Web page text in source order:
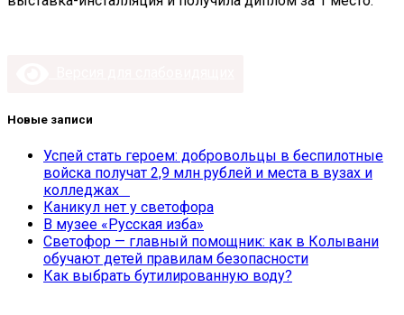
Новые записи
Успей стать героем: добровольцы в беспилотные
войска получат 2,9 млн рублей и места в вузах и
колледжах
Каникул нет у светофора
В музее «Русская изба»
Светофор — главный помощник: как в Колывани
обучают детей правилам безопасности
Как выбрать бутилированную воду?